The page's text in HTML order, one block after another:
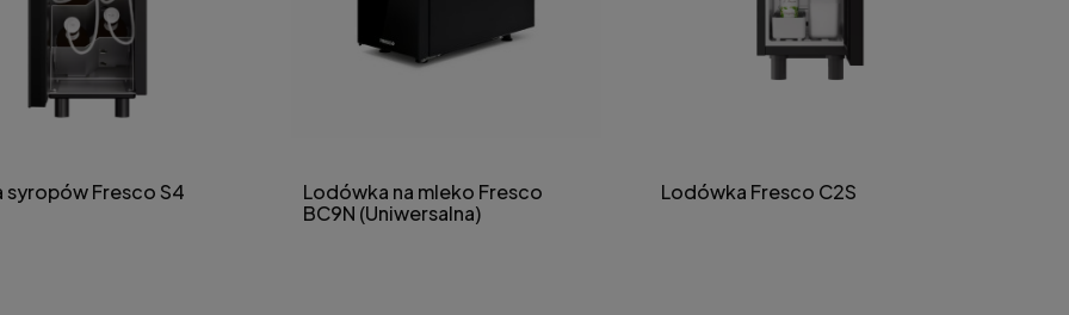
syropów Fresco S4
Lodówka na mleko Fresco
BC9N (Uniwersalna)
Lodówka Fresco C2S